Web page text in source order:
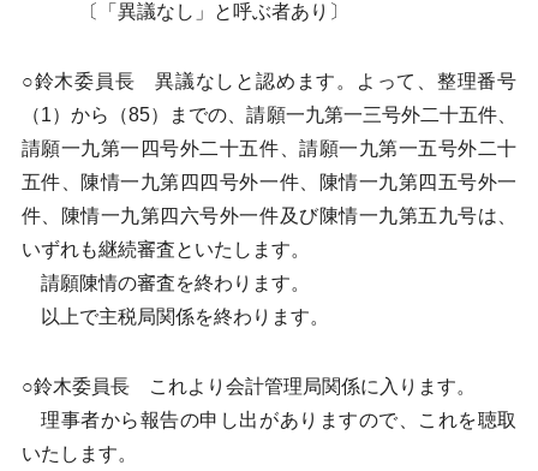
〔「異議なし」と呼ぶ者あり〕
○鈴木委員長 異議なしと認めます。よって、整理番号
（1）から（85）までの、請願一九第一三号外二十五件、
請願一九第一四号外二十五件、請願一九第一五号外二十
五件、陳情一九第四四号外一件、陳情一九第四五号外一
件、陳情一九第四六号外一件及び陳情一九第五九号は、
いずれも継続審査といたします。
請願陳情の審査を終わります。
以上で主税局関係を終わります。
○鈴木委員長 これより会計管理局関係に入ります。
理事者から報告の申し出がありますので、これを聴取
いたします。